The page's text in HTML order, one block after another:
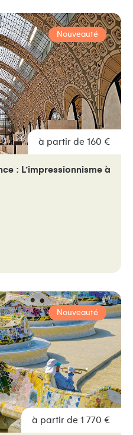
Nouveauté
à partir de 160 €
: L’impressionnisme à
Nouveauté
à partir de 1 770 €